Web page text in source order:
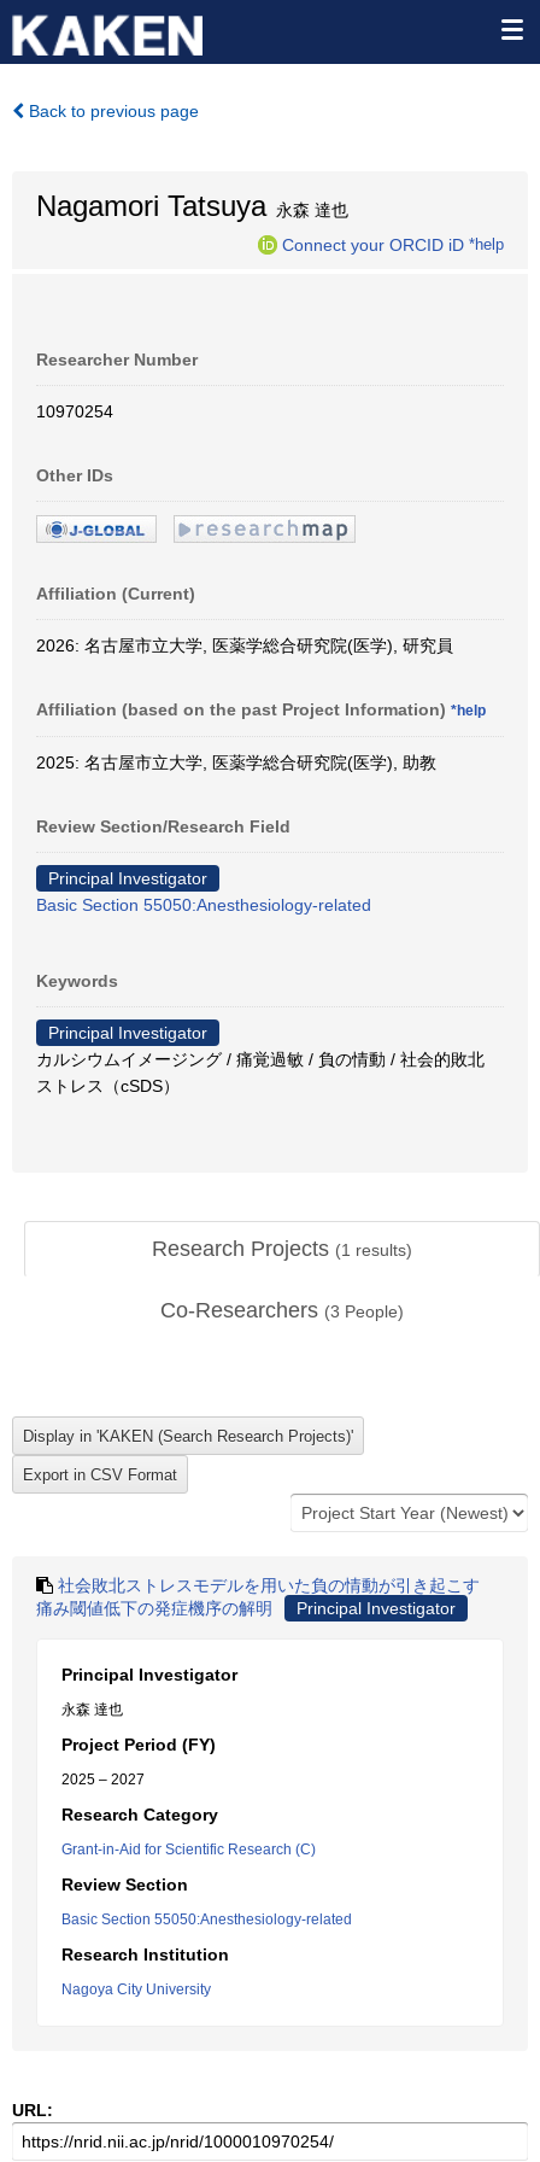
Back to previous page
Nagamori Tatsuya永森 達也
Connect your ORCID iD *help
Researcher Number
10970254
Other IDs
Affiliation (Current)
2026: 名古屋市立大学, 医薬学総合研究院(医学), 研究員
Affiliation (based on the past Project Information) *help
2025: 名古屋市立大学, 医薬学総合研究院(医学), 助教
Review Section/Research Field
Principal Investigator
Basic Section 55050:Anesthesiology-related
Keywords
Principal Investigator
カルシウムイメージング / 痛覚過敏 / 負の情動 / 社会的敗北
ストレス（cSDS）
Research Projects (1 results)
Co-Researchers (3 People)
社会敗北ストレスモデルを用いた負の情動が引き起こす
痛み閾値低下の発症機序の解明
Principal Investigator
Principal Investigator
永森 達也
Project Period (FY)
2025 – 2027
Research Category
Grant-in-Aid for Scientific Research (C)
Review Section
Basic Section 55050:Anesthesiology-related
Research Institution
Nagoya City University
URL: